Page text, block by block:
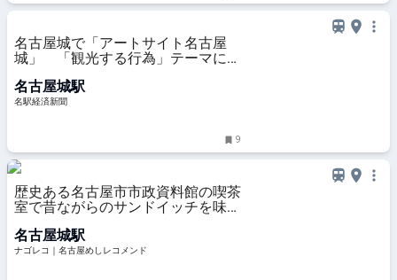
名古屋城で「アートサイト名古屋
城」 「観光する行為」テーマに制
名古屋城駅
名駅経済新聞
9
歴史ある名古屋市市政資料館の喫茶
室で昔ながらのサンドイッチを味わ
名古屋城駅
ナゴレコ｜名古屋めしレコメンド